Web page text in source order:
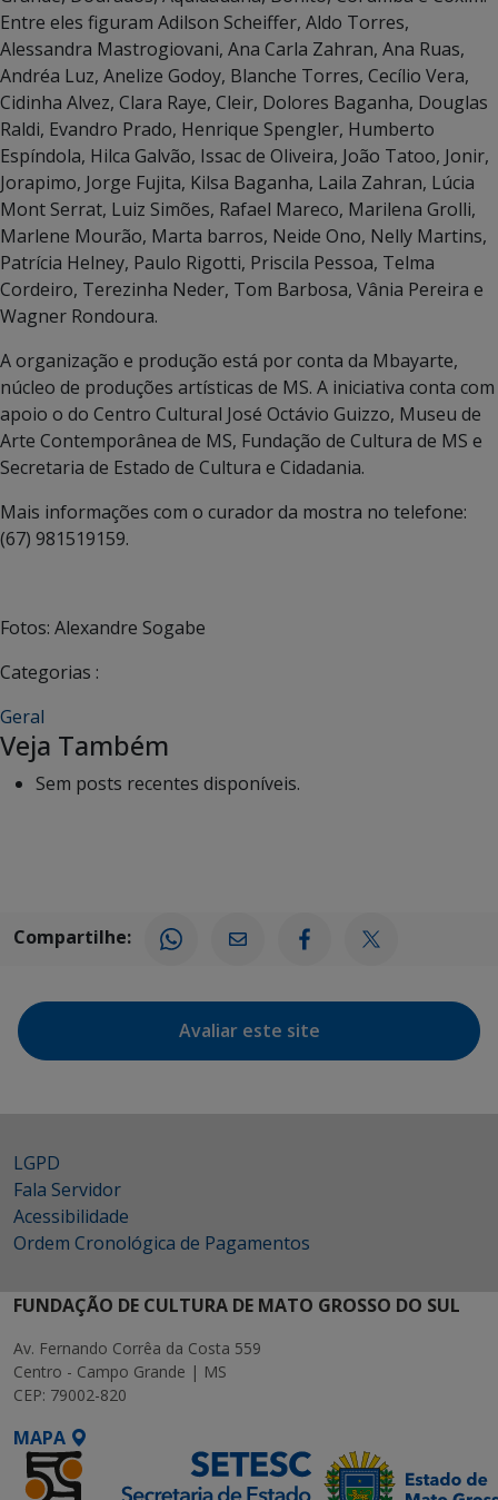
Entre eles figuram Adilson Scheiffer, Aldo Torres,
Alessandra Mastrogiovani, Ana Carla Zahran, Ana Ruas,
Andréa Luz, Anelize Godoy, Blanche Torres, Cecílio Vera,
Cidinha Alvez, Clara Raye, Cleir, Dolores Baganha, Douglas
Raldi, Evandro Prado, Henrique Spengler, Humberto
Espíndola, Hilca Galvão, Issac de Oliveira, João Tatoo, Jonir,
Jorapimo, Jorge Fujita, Kilsa Baganha, Laila Zahran, Lúcia
Mont Serrat, Luiz Simões, Rafael Mareco, Marilena Grolli,
Marlene Mourão, Marta barros, Neide Ono, Nelly Martins,
Patrícia Helney, Paulo Rigotti, Priscila Pessoa, Telma
Cordeiro, Terezinha Neder, Tom Barbosa, Vânia Pereira e
Wagner Rondoura.
A organização e produção está por conta da Mbayarte,
núcleo de produções artísticas de MS. A iniciativa conta com
apoio o do Centro Cultural José Octávio Guizzo, Museu de
Arte Contemporânea de MS, Fundação de Cultura de MS e
Secretaria de Estado de Cultura e Cidadania.
Mais informações com o curador da mostra no telefone:
(67) 981519159.
Fotos: Alexandre Sogabe
Categorias :
Geral
Veja Também
Sem posts recentes disponíveis.
Compartilhe:
Avaliar este site
LGPD
Fala Servidor
Acessibilidade
Ordem Cronológica de Pagamentos
FUNDAÇÃO DE CULTURA DE MATO GROSSO DO SUL
Av. Fernando Corrêa da Costa 559
Centro - Campo Grande | MS
CEP: 79002-820
MAPA